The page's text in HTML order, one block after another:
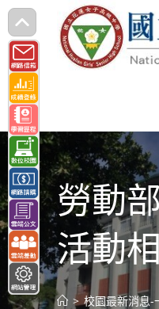
跳
轉
至
主
要
內
容
勞動
活動
> 校園最新消息-